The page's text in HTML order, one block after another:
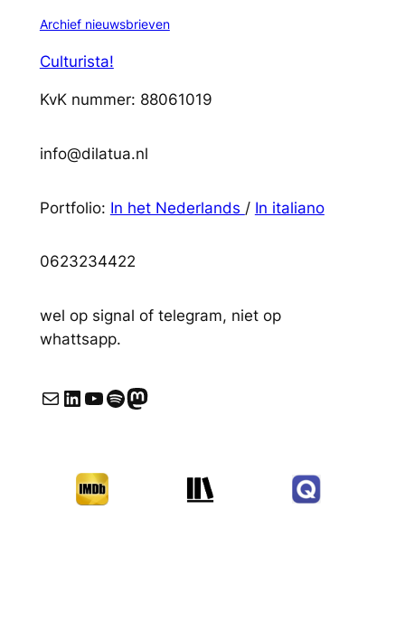
Archief nieuwsbrieven
Culturista!
KvK nummer: 88061019
info@dilatua.nl
Portfolio: In het Nederlands / In italiano
0623234422
wel op signal of telegram, niet op
whattsapp.
E-mail LinkedIn YouTube Spotify Mastodon